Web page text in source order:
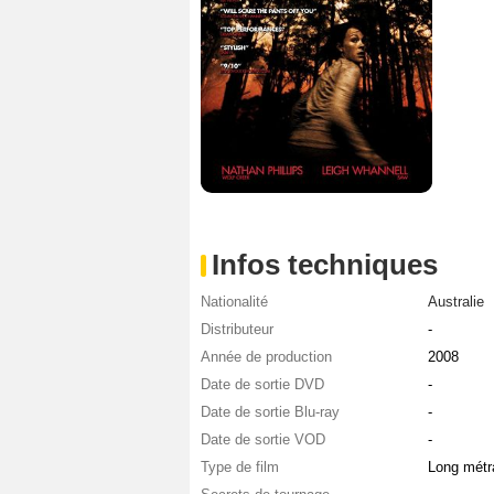
Infos techniques
Nationalité
Australie
Distributeur
-
Année de production
2008
Date de sortie DVD
-
Date de sortie Blu-ray
-
Date de sortie VOD
-
Type de film
Long